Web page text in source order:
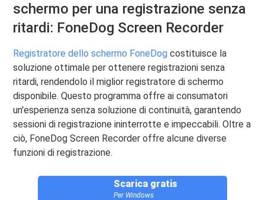
schermo per una registrazione senza
ritardi: FoneDog Screen Recorder
Registratore dello schermo FoneDog costituisce la
soluzione ottimale per ottenere registrazioni senza
ritardi, rendendolo il miglior registratore di schermo
disponibile. Questo programma offre ai consumatori
un'esperienza senza soluzione di continuità, garantendo
sessioni di registrazione ininterrotte e impeccabili. Oltre a
ciò, FoneDog Screen Recorder offre alcune diverse
funzioni di registrazione.
Scarica gratis
Per Windows